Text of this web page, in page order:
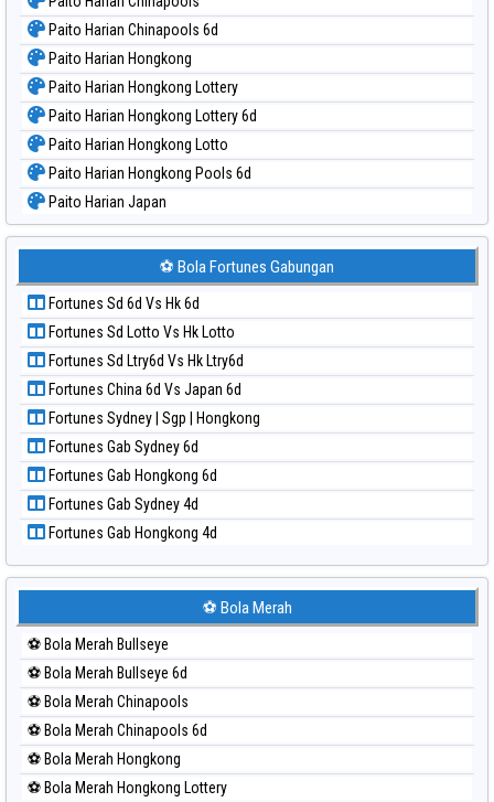
Paito Harian Chinapools 6d
Paito Harian Hongkong
Paito Harian Hongkong Lottery
Paito Harian Hongkong Lottery 6d
Paito Harian Hongkong Lotto
Paito Harian Hongkong Pools 6d
Paito Harian Japan
Paito Harian Japan 6d
Paito Harian Korea
Paito Harian Kuda Lari
Paito Harian Magnum Cambodia
Paito Harian Nagoya
Paito Harian New York Midday
Paito Harian North Carolina Day
Paito Harian Pcso
Paito Harian Pennsylvania Day
Paito Harian Sao Paulo
Paito Harian Singapore
Paito Harian Sydney
Paito Harian Sydney Lottery
Paito Harian Sydney Lottery 6d
Paito Harian Sydney Lotto
Paito Harian Sydney Pools 6d
Paito Harian Taipei
Paito Harian Taiwan
⚽ Bola Fortunes Gabungan
Fortunes Sd 6d Vs Hk 6d
Fortunes Sd Lotto Vs Hk Lotto
Fortunes Sd Ltry6d Vs Hk Ltry6d
Fortunes China 6d Vs Japan 6d
Fortunes Sydney | Sgp | Hongkong
Fortunes Gab Sydney 6d
Fortunes Gab Hongkong 6d
Fortunes Gab Sydney 4d
Fortunes Gab Hongkong 4d
⚽ Bola Merah
⚽ Bola Merah Bullseye
⚽ Bola Merah Bullseye 6d
⚽ Bola Merah Chinapools
⚽ Bola Merah Chinapools 6d
⚽ Bola Merah Hongkong
⚽ Bola Merah Hongkong Lottery